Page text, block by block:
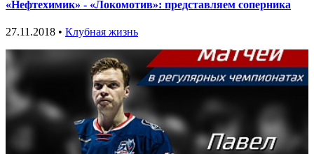
«Нефтехимик» - «Локомотив»: представляем соперника
27.11.2018 • Клубная жизнь